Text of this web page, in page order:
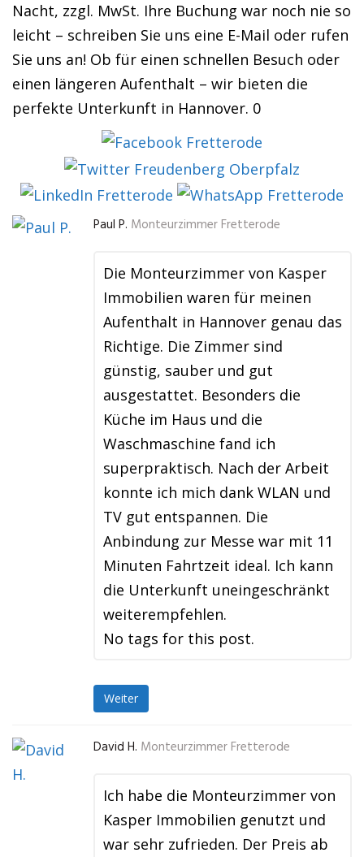
Nacht, zzgl. MwSt. Ihre Buchung war noch nie so
leicht – schreiben Sie uns eine E-Mail oder rufen
Sie uns an! Ob für einen schnellen Besuch oder
einen längeren Aufenthalt – wir bieten die
perfekte Unterkunft in Hannover. 0
Paul P. Monteurzimmer Fretterode
Die Monteurzimmer von Kasper
Immobilien waren für meinen
Aufenthalt in Hannover genau das
Richtige. Die Zimmer sind
günstig, sauber und gut
ausgestattet. Besonders die
Küche im Haus und die
Waschmaschine fand ich
superpraktisch. Nach der Arbeit
konnte ich mich dank WLAN und
TV gut entspannen. Die
Anbindung zur Messe war mit 11
Minuten Fahrtzeit ideal. Ich kann
die Unterkunft uneingeschränkt
weiterempfehlen.
No tags for this post.
Weiter
David H. Monteurzimmer Fretterode
Ich habe die Monteurzimmer von
Kasper Immobilien genutzt und
war sehr zufrieden. Der Preis ab